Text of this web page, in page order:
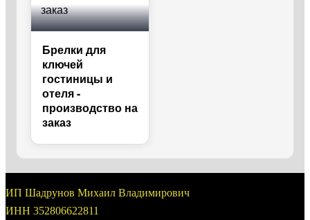
Брелки для
ключей
гостиницы и
отеля -
производство на
заказ
ИП Шадрунов Михаил Владимирович
ИНН 352806622811